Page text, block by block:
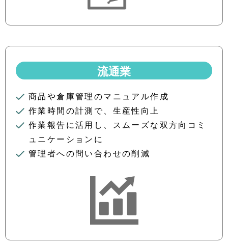
流通業
商品や倉庫管理のマニュアル作成
作業時間の計測で、生産性向上
作業報告に活用し、スムーズな双方向コミ
ュニケーションに
管理者への問い合わせの削減